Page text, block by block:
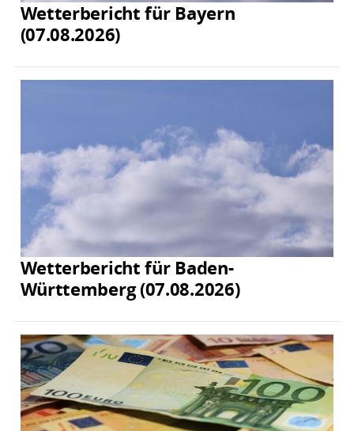
Wetterbericht für Bayern
(07.08.2026)
Wetterbericht für Baden-
Württemberg (07.08.2026)